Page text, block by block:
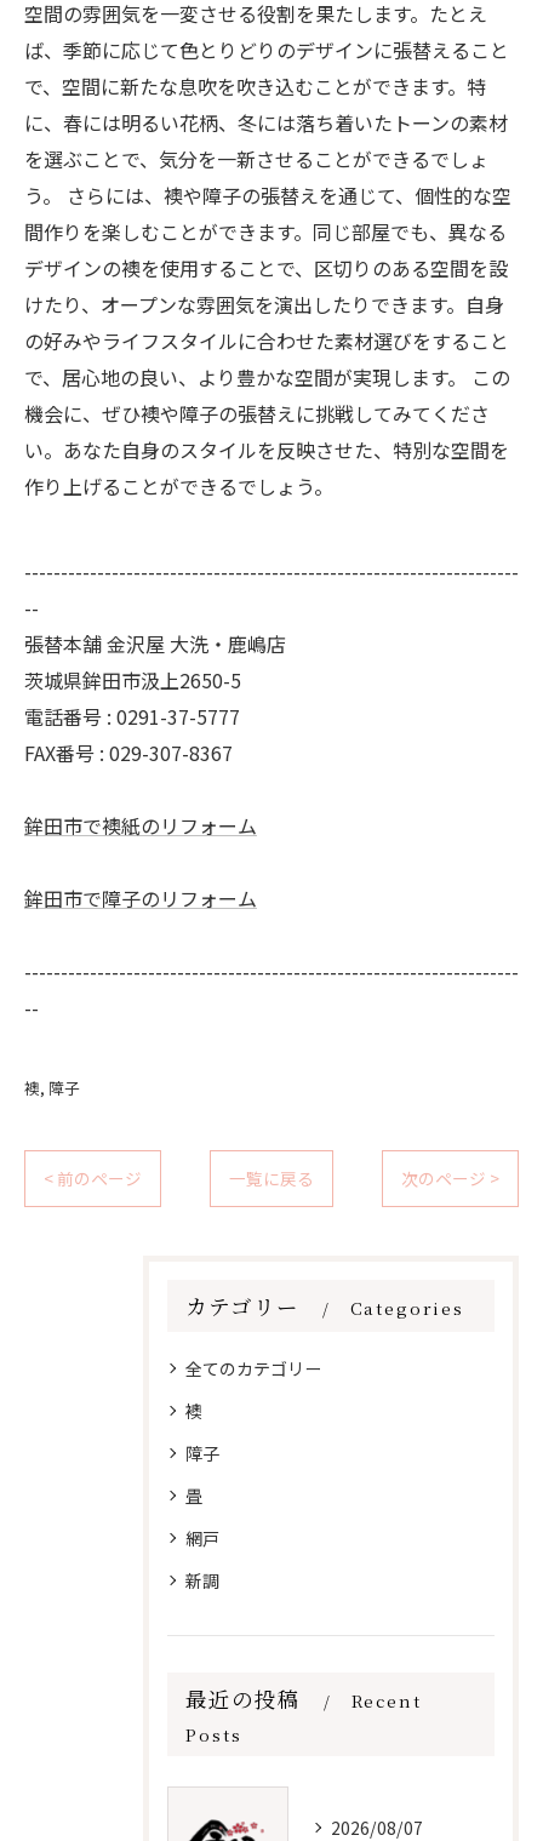
空間の雰囲気を一変させる役割を果たします。たとえ
ば、季節に応じて色とりどりのデザインに張替えること
で、空間に新たな息吹を吹き込むことができます。特
に、春には明るい花柄、冬には落ち着いたトーンの素材
を選ぶことで、気分を一新させることができるでしょ
う。 さらには、襖や障子の張替えを通じて、個性的な空
間作りを楽しむことができます。同じ部屋でも、異なる
デザインの襖を使用することで、区切りのある空間を設
けたり、オープンな雰囲気を演出したりできます。自身
の好みやライフスタイルに合わせた素材選びをすること
で、居心地の良い、より豊かな空間が実現します。 この
機会に、ぜひ襖や障子の張替えに挑戦してみてくださ
い。あなた自身のスタイルを反映させた、特別な空間を
作り上げることができるでしょう。
--------------------------------------------------------------------
--
張替本舗 金沢屋 大洗・鹿嶋店
茨城県鉾田市汲上2650-5
電話番号 : 0291-37-5777
FAX番号 : 029-307-8367
鉾田市で襖紙のリフォーム
鉾田市で障子のリフォーム
--------------------------------------------------------------------
--
襖 障子
< 前のページ 一覧に戻る 次のページ >
カテゴリー Categories
全てのカテゴリー
襖
障子
畳
網戸
新調
最近の投稿
Recent
Posts
2026/08/07